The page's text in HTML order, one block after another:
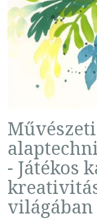
Művészeti
- Játékos
világában